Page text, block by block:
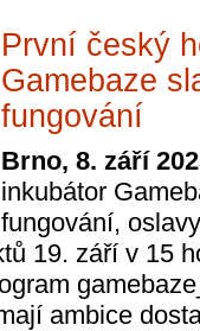
První český
Gamebaze
fungování
Brno, 8. září
inkubátor
fungování,
19. září v 15
ambice